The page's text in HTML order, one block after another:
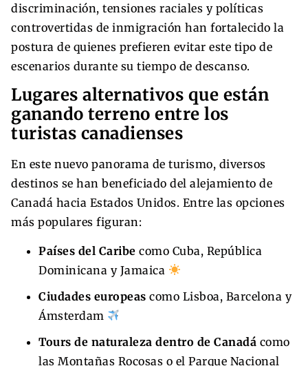
discriminación, tensiones raciales y políticas
controvertidas de inmigración han fortalecido la
postura de quienes prefieren evitar este tipo de
escenarios durante su tiempo de descanso.
Lugares alternativos que están
ganando terreno entre los
turistas canadienses
En este nuevo panorama de turismo, diversos
destinos se han beneficiado del alejamiento de
Canadá hacia Estados Unidos. Entre las opciones
más populares figuran:
Países del Caribe como Cuba, República
Dominicana y Jamaica
Ciudades europeas como Lisboa, Barcelona y
Ámsterdam
Tours de naturaleza dentro de Canadá como
las Montañas Rocosas o el Parque Nacional